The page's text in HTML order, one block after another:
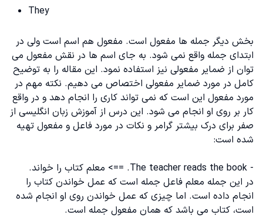
They
بخش دیگر جمله ها مفعول است. مفعول هم اسم است ولی در
ابتدای جمله واقع نمی شود. به جای اسم ها در نقش مفعول می
توان از ضمایر مفعولی نیز استفاده نمود. این مقاله را به توضیح
کامل در مورد ضمایر مفعولی اختصاص می دهیم. نکته مهم در
مورد مفعول‌ این است که نمی تواند کاری را انجام دهد و در واقع
کار بر روی او انجام می شود. این درس از آموزش زبان انگلیسی از
صفر برای درک بیشتر گرامر و نکات در مورد فاعل و مفعول تهیه
شده است:
- The teacher reads the book. ==> معلم کتاب را خواند.
در این جمله معلم فاعل جمله است که عمل خواندن کتاب را
انجام داده است. اما چیزی که عمل خواندن روی او انجام شده
است، کتاب می باشد که همان مفعول جمله است.